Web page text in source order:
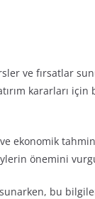
ve fırsatlar
kararları için
ve ekonomik
önemini
bu bilgiler